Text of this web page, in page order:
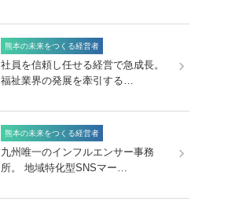
熊本の未来をつくる経営者
社員を信頼し任せる経営で急成長。
福祉業界の発展を牽引する…
熊本の未来をつくる経営者
九州唯一のインフルエンサー事務
所。 地域特化型SNSマー…